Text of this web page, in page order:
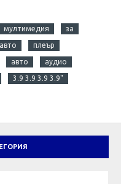
мултимедия за
авто плеър
авто аудио
3.9 3.9 3.9 3.9"